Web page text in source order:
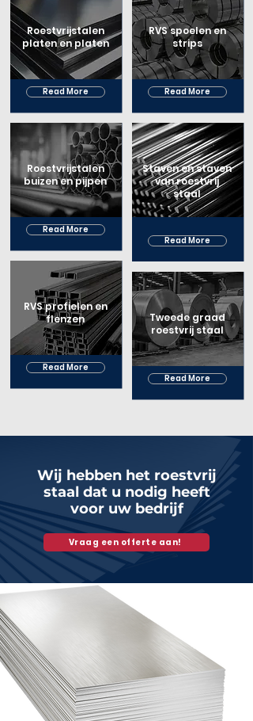
Roestvrijstalen
platen en platen
Read More
Roestvrijstalen
buizen en pijpen
Read More
RVS profielen en
flenzen
Read More
RVS spoelen en
strips
Read More
Staven en staven
van roestvrij
staal
Read More
Tweede graad
roestvrij staal
Read More
Wij hebben het roestvrij
staal dat u nodig heeft
voor uw bedrijf
Vraag een offerte aan!